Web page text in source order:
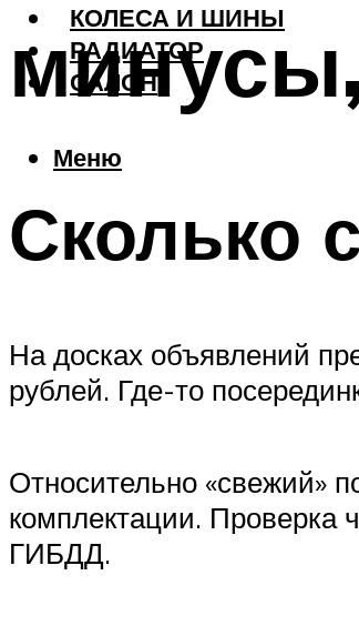
КОЛЕСА И ШИНЫ
РАДИАТОР
САЛОН
Меню
Сколько
На досках объявлений
рублей. Где-то
Относительно «свежий»
комплектации. Проверка
ГИБДД.